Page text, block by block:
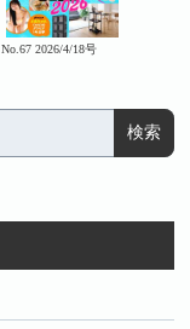
No.67 2026/4/18号